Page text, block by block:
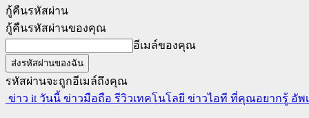
กู้คืนรหัสผ่าน
กู้คืนรหัสผ่านของคุณ
อีเมล์ของคุณ
รหัสผ่านจะถูกอีเมล์ถึงคุณ
ข่าว it วันนี้ ข่าวมือถือ รีวิวเทคโนโลยี ข่าวไอที ที่คุณอยากรู้ อัพ